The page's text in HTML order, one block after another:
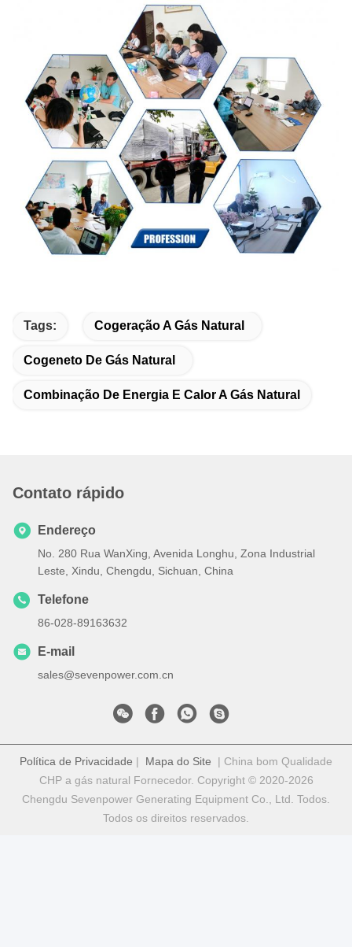
Tags: Cogeração A Gás Natural
Cogeneto De Gás Natural
Combinação De Energia E Calor A Gás Natural
Contato rápido
Endereço
No. 280 Rua WanXing, Avenida Longhu, Zona Industrial
Leste, Xindu, Chengdu, Sichuan, China
Telefone
86-028-89163632
E-mail
sales@sevenpower.com.cn
Política de Privacidade | Mapa do Site | China bom Qualidade
CHP a gás natural Fornecedor. Copyright © 2020-2026
Chengdu Sevenpower Generating Equipment Co., Ltd. Todos.
Todos os direitos reservados.